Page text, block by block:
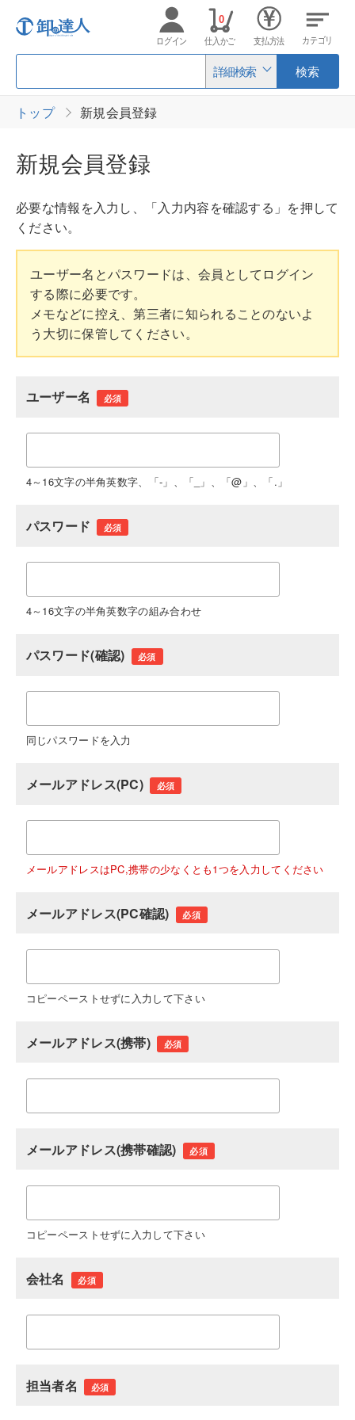
詳細検索 検索
ログイン 仕入かご
0
支払方法 カテゴリ
トップ 新規会員登録
新規会員登録
必要な情報を入力し、「入力内容を確認する」を押して
ください。
ユーザー名とパスワードは、会員としてログイン
する際に必要です。
メモなどに控え、第三者に知られることのないよ
う大切に保管してください。
ユーザー名 必須
4～16文字の半角英数字、「-」、「_」、「@」、「.」
パスワード 必須
4～16文字の半角英数字の組み合わせ
パスワード(確認) 必須
同じパスワードを入力
メールアドレス(PC) 必須
メールアドレスはPC,携帯の少なくとも1つを入力してください
メールアドレス(PC確認) 必須
コピーペーストせずに入力して下さい
メールアドレス(携帯) 必須
メールアドレス(携帯確認) 必須
コピーペーストせずに入力して下さい
会社名 必須
担当者名 必須